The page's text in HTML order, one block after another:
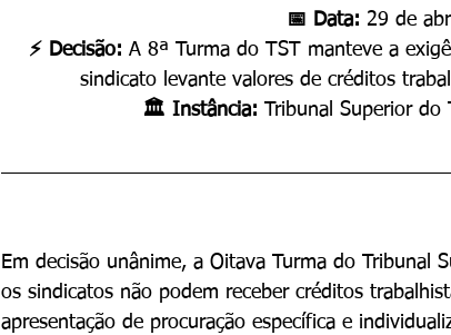
📅 Data: 29 de
⚡ Decisão: A 8ª Turma do TST manteve a
sindicato levante valores de créditos
🏛️ Instância:
Tribunal Superior
Em decisão unânime, a Oitava Turma do Tribunal
os sindicatos não podem receber créditos
apresentação de procuração específica e